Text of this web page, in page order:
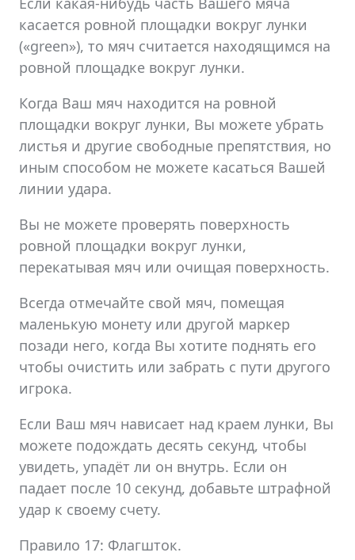
касается ровной площадки вокруг лунки
(«green»), то мяч считается находящимся на
ровной площадке вокруг лунки.
Когда Ваш мяч находится на ровной
площадки вокруг лунки, Вы можете убрать
листья и другие свободные препятствия, но
иным способом не можете касаться Вашей
линии удара.
Вы не можете проверять поверхность
ровной площадки вокруг лунки,
перекатывая мяч или очищая поверхность.
Всегда отмечайте свой мяч, помещая
маленькую монету или другой маркер
позади него, когда Вы хотите поднять его
чтобы очистить или забрать с пути другого
игрока.
Если Ваш мяч нависает над краем лунки, Вы
можете подождать десять секунд, чтобы
увидеть, упадёт ли он внутрь. Если он
падает после 10 секунд, добавьте штрафной
удар к своему счету.
Правило 17: Флагшток.